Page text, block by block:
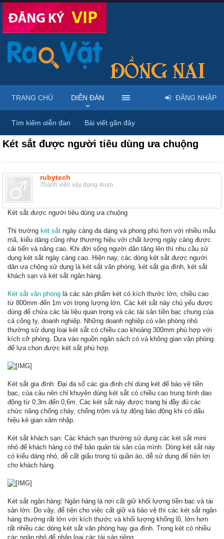
Diễn đàn ... Rao vặt tổng hợp - Uy tín - Miễn phí
Két sắt được người tiêu dùng ưa chuộng
rubytech
Thành viên xây dựng 4rum
Két sắt được người tiêu dùng ưa chuộng
Thị trường két sắt ngày càng đa dạng và phong phú hơn với nhiều mẫu
mã, kiểu dáng cũng như thương hiệu với chất lượng ngày càng được
cải tiến và nâng cao. Khi đời sống người dân tăng lên thì nhu cầu sử
dụng két sắt ngày càng cao. Hiện nay, các dòng két sắt được người
dân ưa chộng sử dụng là két sắt văn phòng, két sắt gia đình, két sắt
khách sạn và két sắt ngân hàng.
Két sắt văn phòng là các sản phẩm két có kích thước lớn, chiều cao
từ 800mm đến 1m với trọng lượng lớn. Các két sắt này chủ yếu được
dùng để chứa các tài liệu quan trọng và các tài sản tiền bạc chung của
cả công ty, doanh nghiệp. Những doanh nghiệp có văn phòng nhỏ
thường sử dụng loại két sắt có chiều cao khoảng 300mm phù hợp với
kích cỡ phòng. Dựa vào nguồn ngân sách có và không gian văn phòng
để lựa chọn được két sắt phù hợp.
Két sắt gia đình: Đại đa số các gia đình chỉ dùng két để bảo vệ tiền
bạc, của cảu nên chỉ khuyên dùng két sắt có chiều cao trung bình dao
động từ 0,3m đến 0,6m. Các két sắt này được trang bị đầy đủ các
chức năng chống cháy, chống trộm và tự động báo động khi có dấu
hiệu kẻ gian xâm nhập.
Két sắt khách sạn: Các khách sạn thường sử dụng các két sắt mini
nhỏ để khách hàng có thể bảo quản tài sản của mình. Dòng két sắt này
có kiểu dáng nhỏ, dễ cất giấu trong tủ quần áo, dễ sử dụng để tiện lợi
cho khách hàng.
Két sắt ngân hàng: Ngân hàng là nơi cất giữ khối lượng tiền bạc và tài
sản lớn. Do vậy, để tiện cho việc cất giữ và bảo vệ thì các két sắt ngân
hàng thường rất lớn với kích thước và khối lượng khổng lồ, lớn hơn
rất nhiều các dòng két sắt văn phòng hay gia đình. Trong két có nhiều
các ngăn nhỏ để phân loại các tài sản riêng.
TRANG CHỦ DIỄN ĐÀN
Tìm kiếm diễn đàn Bài viết gần đây
ĐĂNG NHẬP